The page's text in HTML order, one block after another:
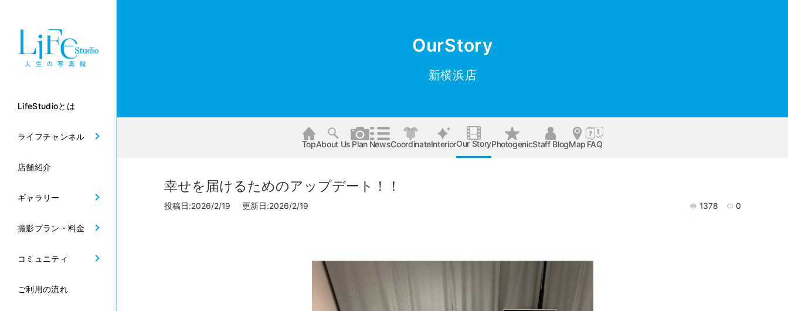
LifeStudioとは
ライフチャンネル
店舗紹介
ギャラリー
撮影プラン・料金
コミュニティ
ご利用の流れ
OurStory
新横浜店
TopAbout Us Plan NewsCoordinateInteriorOur StoryPhotogenicStaff BlogMap FAQ
幸せを届けるためのアップデート！！
投稿日:2026/2/19 更新日:2026/2/19 1378 0